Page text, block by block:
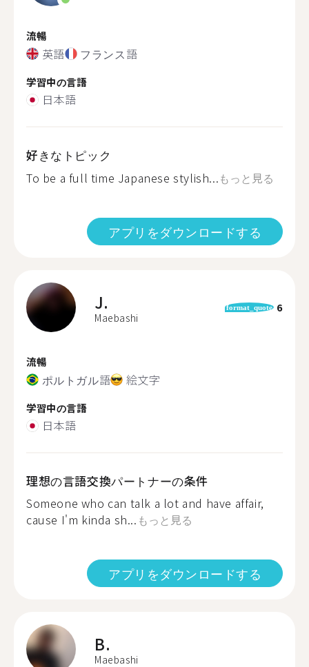
流暢
英語 フランス語
学習中の言語
日本語
好きなトピック
To be a full time Japanese stylish...もっと見る
アプリをダウンロードする
J.
Maebashi
format_quote 6
流暢
ポルトガル語 絵文字
学習中の言語
日本語
理想の言語交換パートナーの条件
Someone who can talk a lot and have affair,
cause I'm kinda sh... もっと見る
アプリをダウンロードする
B.
Maebashi